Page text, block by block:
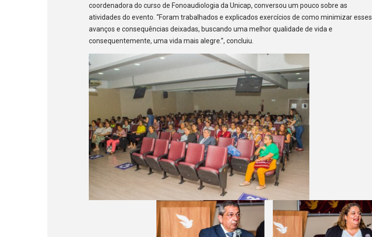
coordenadora do curso de Fonoaudiologia da Unicap, conversou um pouco sobre as
atividades do evento. “Foram trabalhados e explicados exercícios de como minimizar esses
avanços e consequências deixadas, buscando uma melhor qualidade de vida e
consequentemente, uma vida mais alegre.”, concluiu.